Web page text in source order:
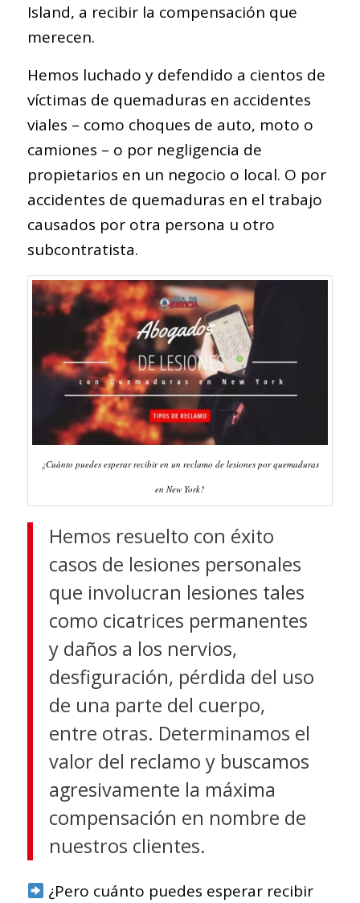
Island, a recibir la compensación que
merecen.
Hemos luchado y defendido a cientos de
víctimas de quemaduras en accidentes
viales – como choques de auto, moto o
camiones – o por negligencia de
propietarios en un negocio o local. O por
accidentes de quemaduras en el trabajo
causados por otra persona u otro
subcontratista.
¿Cuánto puedes esperar recibir en un reclamo de lesiones por quemaduras
en New York?
Hemos resuelto con éxito
casos de lesiones personales
que involucran lesiones tales
como cicatrices permanentes
y daños a los nervios,
desfiguración, pérdida del uso
de una parte del cuerpo,
entre otras. Determinamos el
valor del reclamo y buscamos
agresivamente la máxima
compensación en nombre de
nuestros clientes.
¿Pero cuánto puedes esperar recibir